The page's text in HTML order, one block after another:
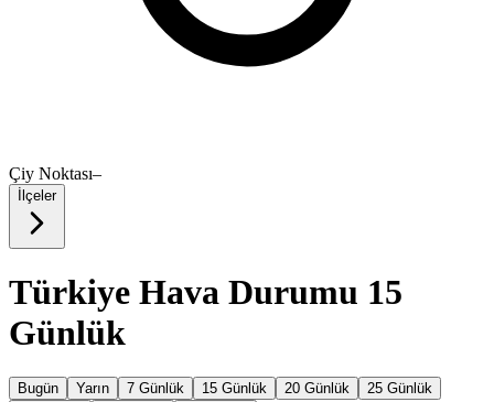
Çiy Noktası–
İlçeler
Türkiye Hava Durumu 15
Günlük
Bugün Yarın 7 Günlük 15 Günlük 20 Günlük
25 Günlük